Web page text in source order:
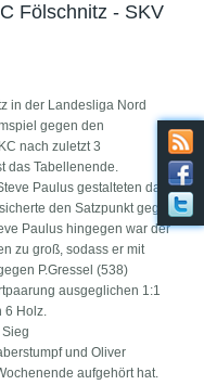
Fölschnitz - SKV
in der Landesliga Nord
gegen den
nach zuletzt 3
das Tabellenende.
Paulus gestalteten das
den Satzpunkt gegen
Paulus hingegen war der
zu groß, sodass er mit
P.Gressel (538)
ausgeglichen 1:1
6 Holz.
und Oliver
aufgehört hat.